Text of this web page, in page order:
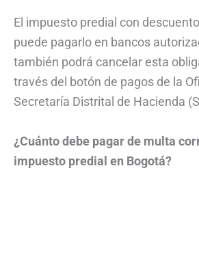
El impuesto predial con
puede pagarlo en bancos
también podrá cancelar esta
través del botón de pagos de la
Secretaría Distrital de Hacienda
¿Cuánto debe pagar de multa
impuesto predial en Bogotá?